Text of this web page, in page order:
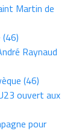
Martin de
Raynaud
(46)
ouvert aux
pour